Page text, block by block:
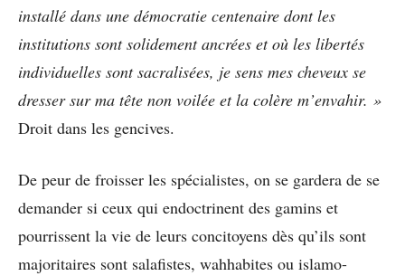
installé dans une démocratie centenaire dont les
institutions sont solidement ancrées et où les libertés
individuelles sont sacralisées, je sens mes cheveux se
dresser sur ma tête non voilée et la colère m’envahir. »
Droit dans les gencives.
De peur de froisser les spécialistes, on se gardera de se
demander si ceux qui endoctrinent des gamins et
pourrissent la vie de leurs concitoyens dès qu’ils sont
majoritaires sont salafistes, wahhabites ou islamo-